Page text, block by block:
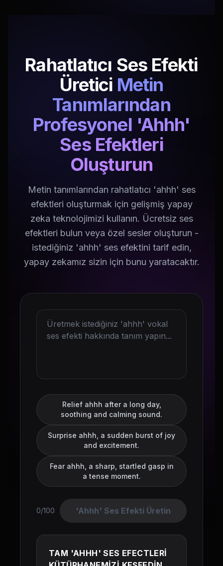
Rahatlatıcı Ses Efekti
Üretici Metin
Tanımlarından
Profesyonel 'Ahhh'
Ses Efektleri
Oluşturun
Metin tanımlarından rahatlatıcı 'ahhh' ses
efektleri oluşturmak için gelişmiş yapay
zeka teknolojimizi kullanın. Ücretsiz ses
efektleri bulun veya özel sesler oluşturun -
istediğiniz 'ahhh' ses efektini tarif edin,
yapay zekamız sizin için bunu yaratacaktır.
Relief ahhh after a long day,
soothing and calming sound.
Surprise ahhh, a sudden burst of joy
and excitement.
Fear ahhh, a sharp, startled gasp in
a tense moment.
0/100 'Ahhh' Ses Efekti Üretin
TAM 'AHHH' SES EFECTLERİ